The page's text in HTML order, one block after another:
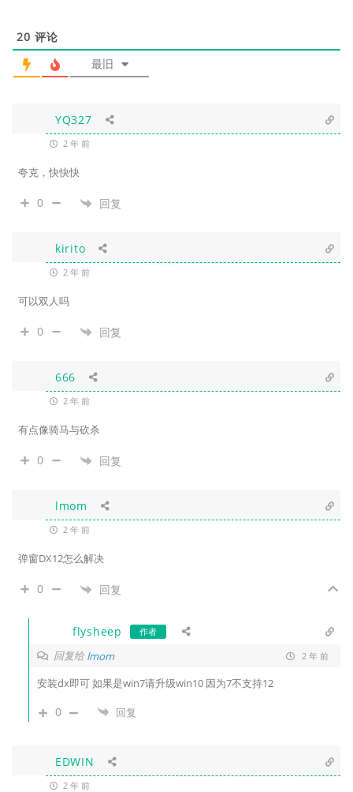
20 评论
最旧
YQ327
2 年 前
夸克，快快快
0 回复
kirito
2 年 前
可以双人吗
0 回复
666
2 年 前
有点像骑马与砍杀
0 回复
lmom
2 年 前
弹窗DX12怎么解决
0 回复
flysheep 作者
回复给lmom 2 年 前
安装dx即可 如果是win7请升级win10 因为7不支持12
0 回复
EDWIN
2 年 前